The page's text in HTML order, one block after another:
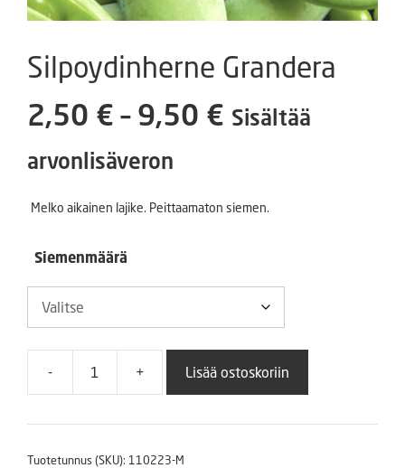
Silpoydinherne Grandera
2,50 € – 9,50 € Hintaluokka:
-
Sisältää
arvonlisäveron
Melko aikainen lajike. Peittaamaton siemen.
Siemenmäärä
-
Silpoydinherne
määrä
+ Lisää ostoskoriin
Tuotetunnus (SKU): 110223-M